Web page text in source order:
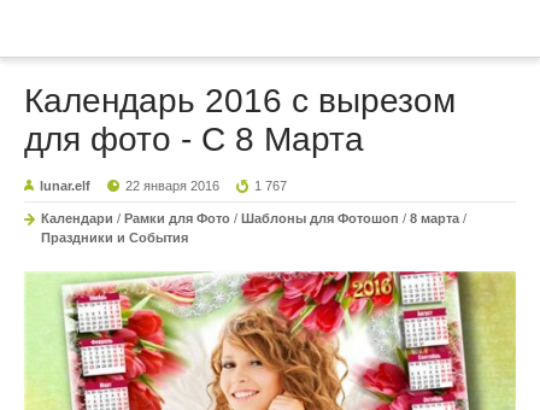
Календарь 2016 с вырезом
для фото - С 8 Марта
lunar.elf 22 января 2016 1 767
Календари / Рамки для Фото / Шаблоны для Фотошоп / 8 марта /
Праздники и События